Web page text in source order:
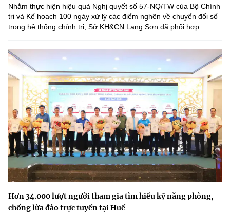
Nhằm thực hiện hiệu quả Nghị quyết số 57-NQ/TW của Bộ Chính
trị và Kế hoạch 100 ngày xử lý các điểm nghẽn về chuyển đổi số
trong hệ thống chính trị, Sở KH&CN Lạng Sơn đã phối hợp...
Hơn 34.000 lượt người tham gia tìm hiểu kỹ năng phòng,
chống lừa đảo trực tuyến tại Huế